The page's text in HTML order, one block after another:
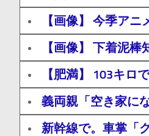
【画像】 今季ア
【画像】 下着泥
【肥満】 103キロ
義両親「空き家に
新幹線で。車掌「